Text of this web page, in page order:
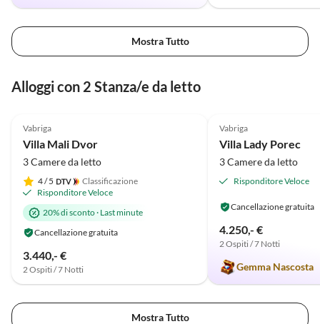
Mostra Tutto
Alloggi con 2 Stanza/e da letto
Vabriga
Villa Mali Dvor
3 Camere da letto
4/ 5
Classificazione
Risponditore Veloce
20% di sconto· Last minute
Cancellazione gratuita
3.440,- €
2 Ospiti / 7 Notti
Vabriga
Villa Lady Porec
3 Camere da letto
Risponditore Veloce
Cancellazione gratuita
4.250,- €
2 Ospiti / 7 Notti
Gemma Nascosta
Mostra Tutto